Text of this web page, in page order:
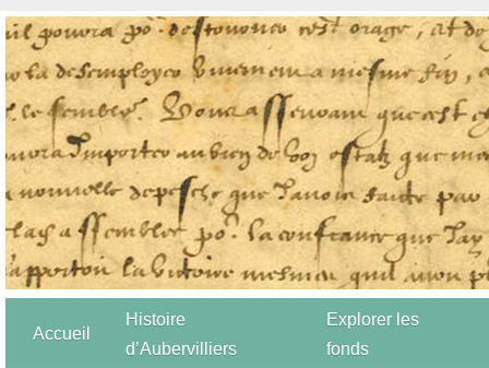
Accueil
Histoire
d’Aubervilliers
Explorer les
fonds